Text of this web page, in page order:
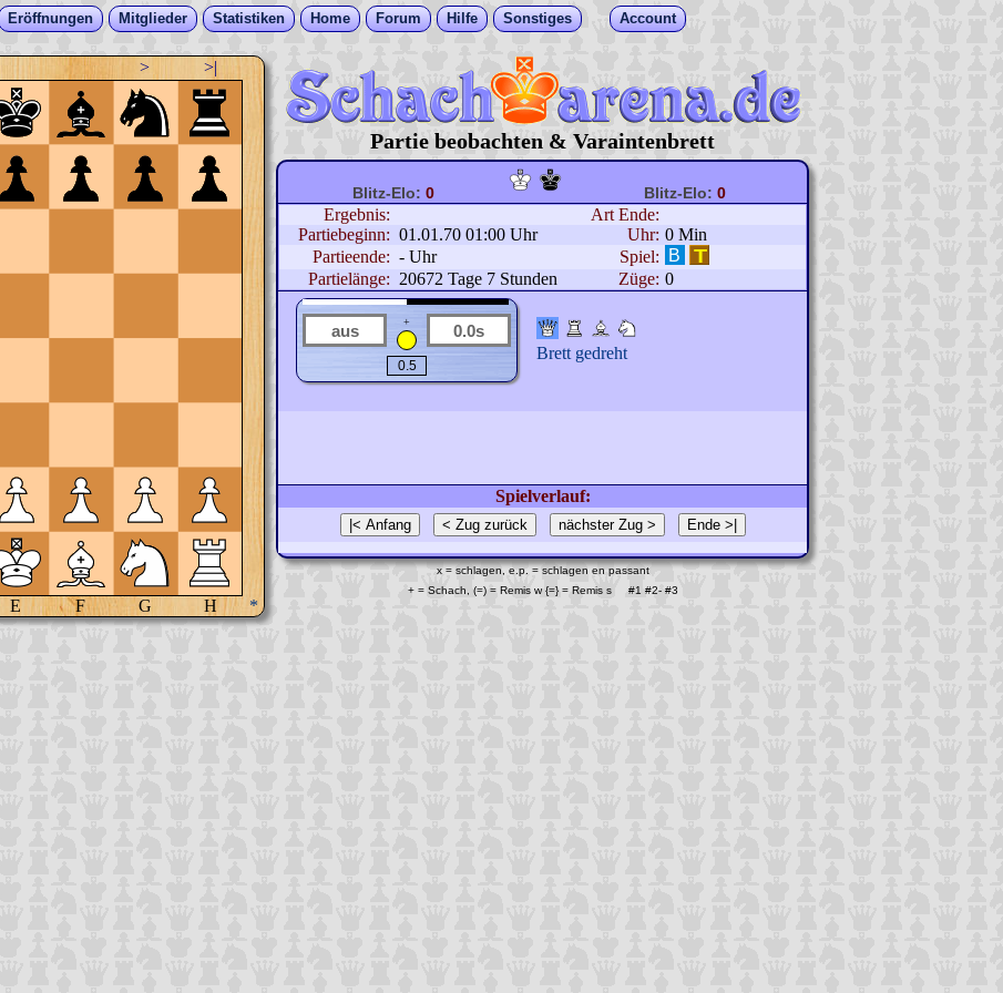
Eröffnungen Mitglieder Statistiken Home Forum Hilfe Sonstiges Account
> >|
E F G H *
Partie beobachten & Varaintenbrett
Blitz-Elo: 0 Blitz-Elo: 0
Ergebnis:
Art Ende:
Partiebeginn: 01.01.70 01:00 Uhr Uhr: 0 Min
Partieende: - Uhr
Spiel:
Partielänge: 20672 Tage 7 Stunden Züge: 0
+
Brett gedreht
Spielverlauf:
x = schlagen, e.p. = schlagen en passant
+ = Schach, (=) = Remis w {=} = Remis s #1 #2-#3